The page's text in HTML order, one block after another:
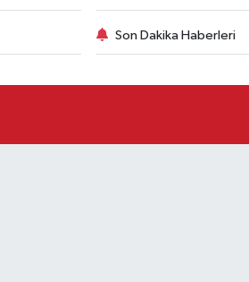
Son Dakika Haberleri